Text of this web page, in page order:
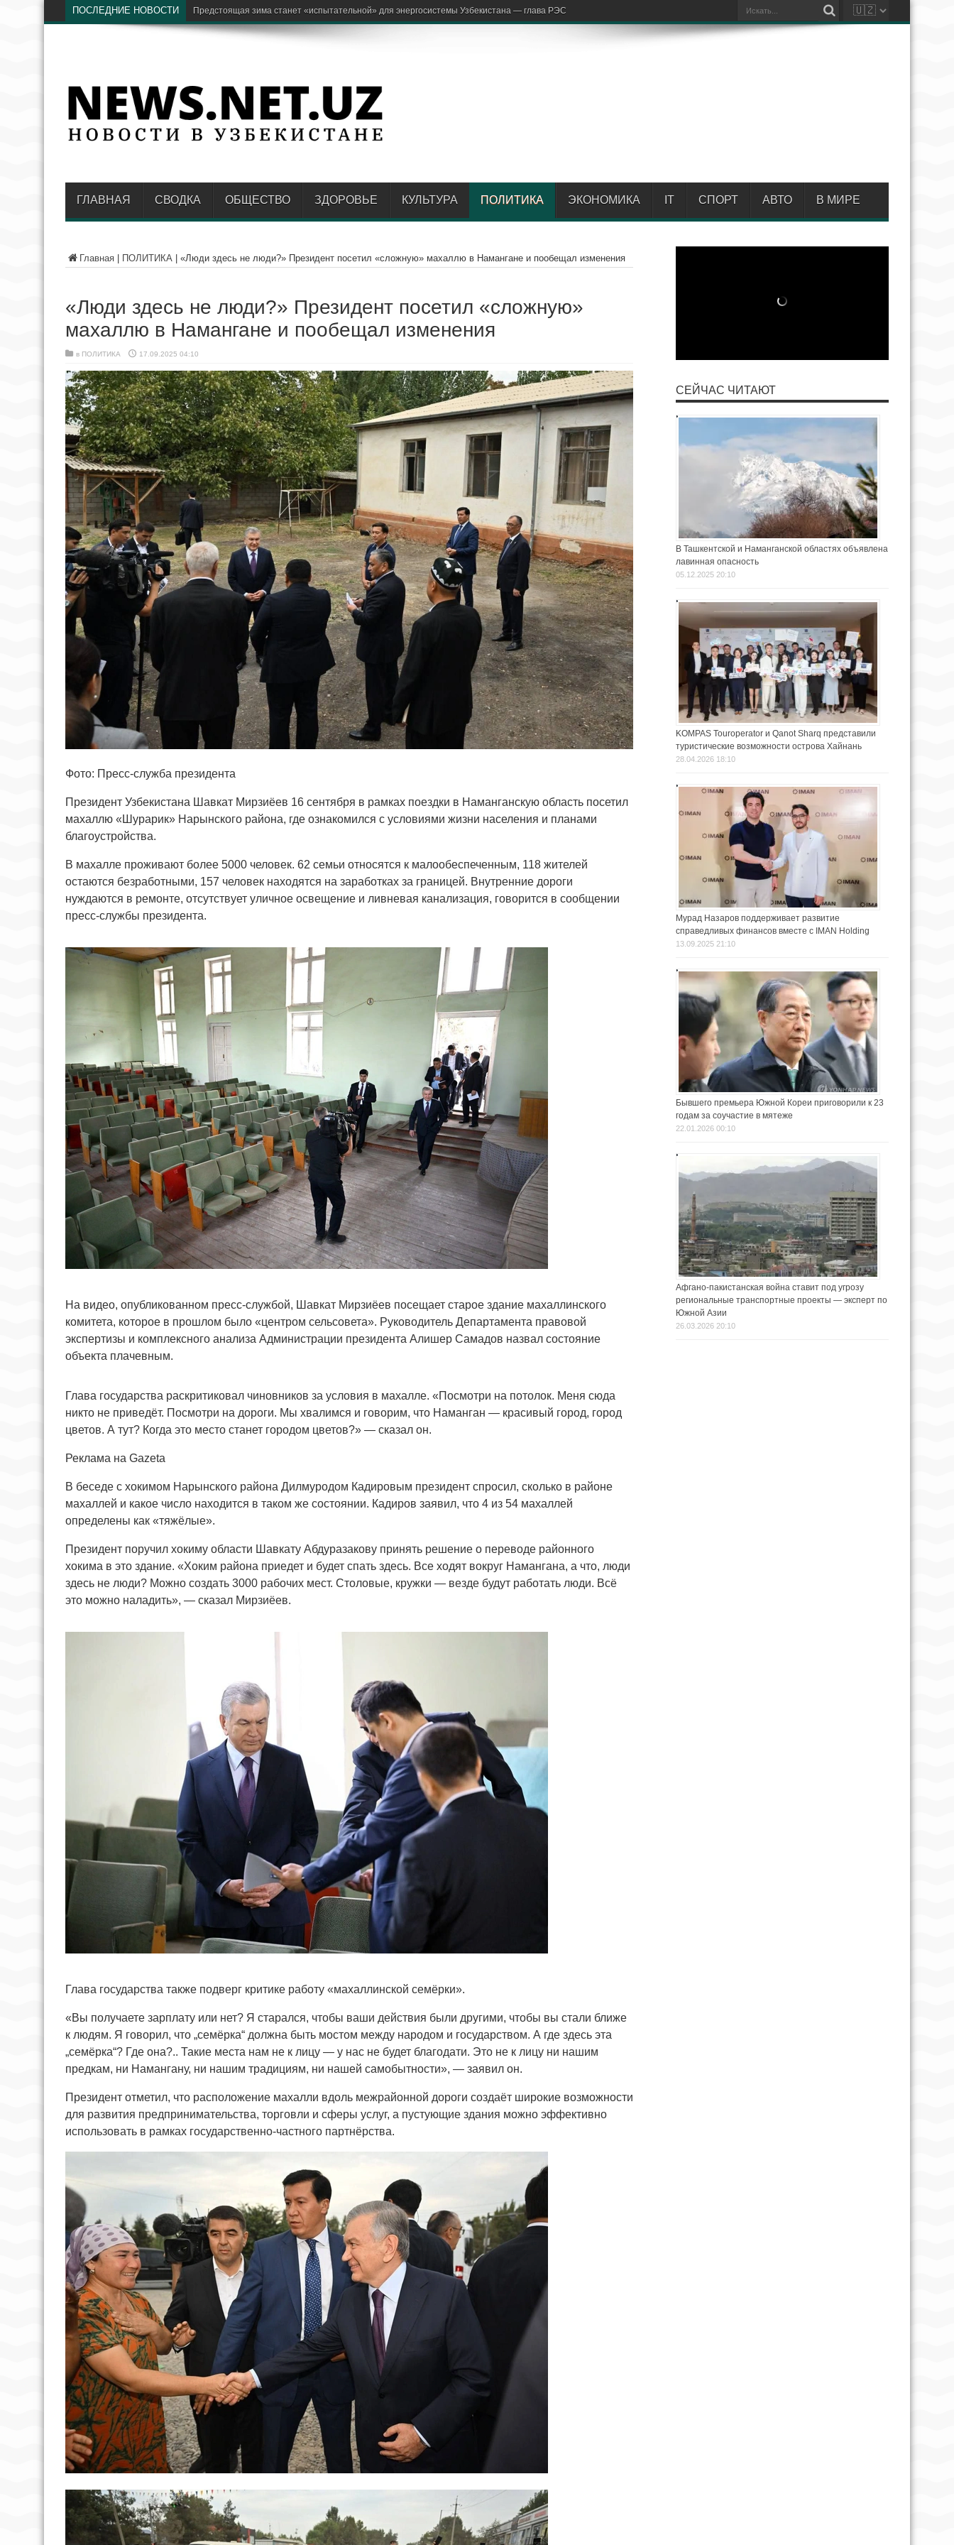
ПОСЛЕДНИЕ НОВОСТИ Бывший хоким Намангана Анваржон Отаходжае
ГЛАВНАЯ СВОДКА ОБЩЕСТВО ЗДОРОВЬЕ КУЛЬТУРА ПОЛИТИКА ЭКОНОМИКА IT СПОРТ АВТО В МИРЕ
Главная ПОЛИТИКА «Люди здесь не люди?» Президент посетил «сложную» махаллю в Намангане и пообещал изменения
«Люди здесь не люди?» Президент посетил «сложную»
махаллю в Намангане и пообещал изменения
в ПОЛИТИКА 17.09.2025 04:10
Фото: Пресс-служба президента
Президент Узбекистана Шавкат Мирзиёев 16 сентября в рамках поездки в Наманганскую область посетил
махаллю «Шурарик» Нарынского района, где ознакомился с условиями жизни населения и планами
благоустройства.
В махалле проживают более 5000 человек. 62 семьи относятся к малообеспеченным, 118 жителей
остаются безработными, 157 человек находятся на заработках за границей. Внутренние дороги
нуждаются в ремонте, отсутствует уличное освещение и ливневая канализация, говорится в сообщении
пресс-службы президента.
На видео, опубликованном пресс-службой, Шавкат Мирзиёев посещает старое здание махаллинского
комитета, которое в прошлом было «центром сельсовета». Руководитель Департамента правовой
экспертизы и комплексного анализа Администрации президента Алишер Самадов назвал состояние
объекта плачевным.
Глава государства раскритиковал чиновников за условия в махалле. «Посмотри на потолок. Меня сюда
никто не приведёт. Посмотри на дороги. Мы хвалимся и говорим, что Наманган — красивый город, город
цветов. А тут? Когда это место станет городом цветов?» — сказал он.
Реклама на Gazeta
В беседе с хокимом Нарынского района Дилмуродом Кадировым президент спросил, сколько в районе
махаллей и какое число находится в таком же состоянии. Кадиров заявил, что 4 из 54 махаллей
определены как «тяжёлые».
Президент поручил хокиму области Шавкату Абдуразакову принять решение о переводе районного
хокима в это здание. «Хоким района приедет и будет спать здесь. Все ходят вокруг Намангана, а что, люди
здесь не люди? Можно создать 3000 рабочих мест. Столовые, кружки — везде будут работать люди. Всё
это можно наладить», — сказал Мирзиёев.
Глава государства также подверг критике работу «махаллинской семёрки».
«Вы получаете зарплату или нет? Я старался, чтобы ваши действия были другими, чтобы вы стали ближе
к людям. Я говорил, что „семёрка“ должна быть мостом между народом и государством. А где здесь эта
„семёрка“? Где она?.. Такие места нам не к лицу — у нас не будет благодати. Это не к лицу ни нашим
предкам, ни Намангану, ни нашим традициям, ни нашей самобытности», — заявил он.
Президент отметил, что расположение махалли вдоль межрайонной дороги создаёт широкие возможности
для развития предпринимательства, торговли и сферы услуг, а пустующие здания можно эффективно
использовать в рамках государственно-частного партнёрства.
СЕЙЧАС ЧИТАЮТ
В Ташкентской и Наманганской областях объявлена
лавинная опасность
05.12.2025 20:10
KOMPAS Touroperator и Qanot Sharq представили
туристические возможности острова Хайнань
28.04.2026 18:10
Мурад Назаров поддерживает развитие
справедливых финансов вместе с IMAN Holding
13.09.2025 21:10
Бывшего премьера Южной Кореи приговорили к 23
годам за соучастие в мятеже
22.01.2026 00:10
Афгано-пакистанская война ставит под угрозу
региональные транспортные проекты — эксперт по
Южной Азии
26.03.2026 20:10